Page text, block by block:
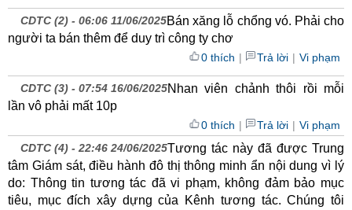
CDTC (2) - 06:06 11/06/2025Bán xăng lỗ chổng vó. Phải cho
người ta bán thêm để duy trì công ty chơ
0 thích | Trả lời | Vi phạm
CDTC (3) - 07:54 16/06/2025Nhan viên chảnh thôi rồi mỗi
lần vô phải mất 10p
0 thích | Trả lời | Vi phạm
CDTC (4) - 22:46 24/06/2025Tương tác này đã được Trung
tâm Giám sát, điều hành đô thị thông minh ẩn nội dung vì lý
do: Thông tin tương tác đã vi phạm, không đảm bảo mục
tiêu, mục đích xây dựng của Kênh tương tác. Chúng tôi